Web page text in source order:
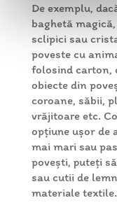
De exemplu,
baghetă
sclipici sau
poveste cu
folosind carton,
obiecte din
coroane, săbii,
vrăjitoare etc.
opțiune ușor de
mai mari sau
povești, puteți
sau cutii de
materiale textile.